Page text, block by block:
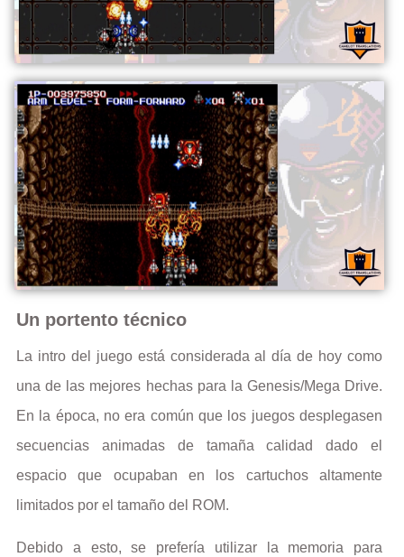
Un portento técnico
La intro del juego está considerada al día de hoy como
una de las mejores hechas para la Genesis/Mega Drive.
En la época, no era común que los juegos desplegasen
secuencias animadas de tamaña calidad dado el
espacio que ocupaban en los cartuchos altamente
limitados por el tamaño del ROM.
Debido a esto, se prefería utilizar la memoria para